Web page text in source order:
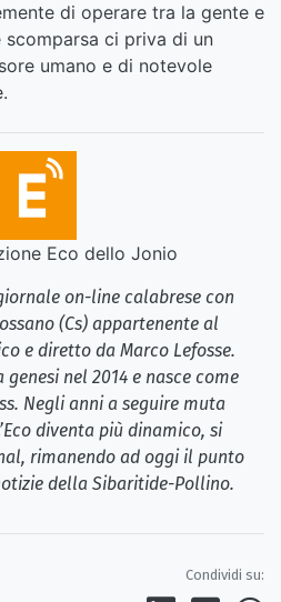
di operare tra la gente e
scomparsa ci priva di un
umano e di notevole
Eco dello Jonio
on-line calabrese con
(Cs) appartenente al
e diretto da Marco Lefosse.
nel 2014 e nasce come
Negli anni a seguire muta
diventa più dinamico, si
rimanendo ad oggi il punto
della Sibaritide-Pollino.
Condividi su: